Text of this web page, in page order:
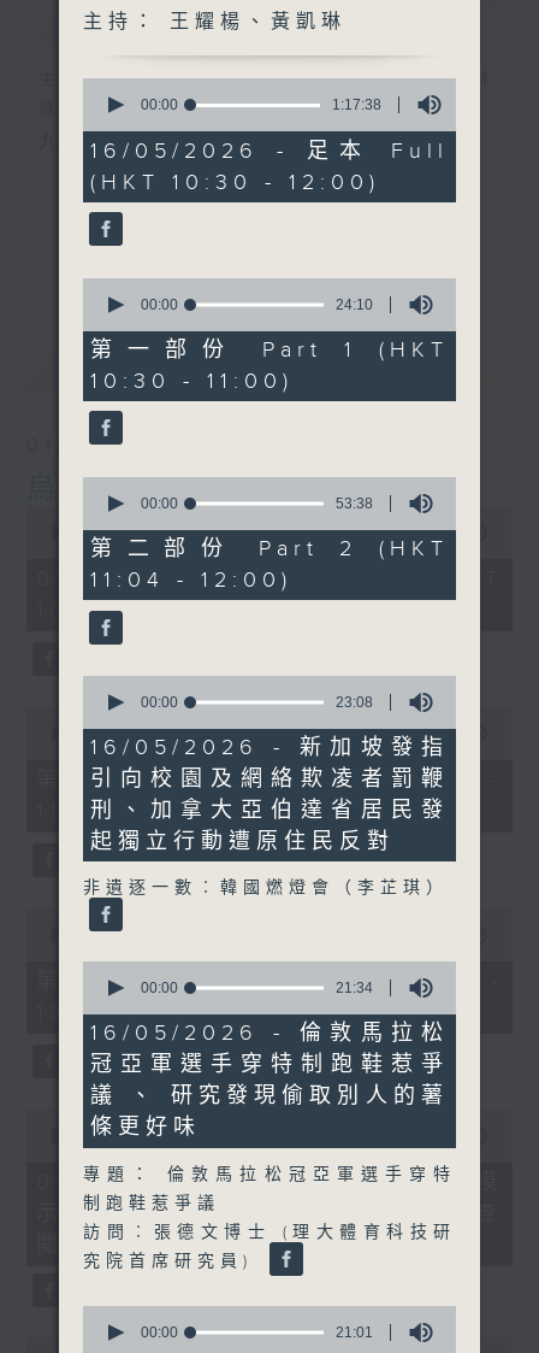
簡介 GIST
主持人：陸宇光、邱焱、王耀楊、張璟瑩、林
詠雯、黃凱琳
九十分鐘走遍世界，每週陪你漫遊《十萬八千里》。
最新 LATEST
01/08/2026
烏克蘭招兵遇大規模示威抗議
seconds
hour,
minutes,
00:00 1:15:17
01/08/2026 - 足本 Full (HKT
10:30 - 12:00)
seconds
minutes,
seconds
00:00 23:20
第一部份 Part 1 (HKT 10:30 -
11:00)
seconds
minutes,
seconds
00:00
第二部份 Part 2 (HKT 11:04 -
12:00)
seconds
minutes,
seconds
00:00
01/08/2026 - 烏克蘭招兵遇大規模
示威抗議、愛爾蘭通過法規供民眾查
閱家暴者資料
主持： 王耀楊、黃凱琳
seconds
1
hour,
17
minutes,
38
seconds
00:00 1:17:38
16/05/2026 - 足本 Full
(HKT 10:30 - 12:00)
seconds
24
minutes,
10
seconds
00:00 24:10
第一部份 Part 1 (HKT
10:30 - 11:00)
seconds
53
minutes,
38
seconds
00:00 53:38
第二部份 Part 2 (HKT
11:04 - 12:00)
seconds
23
minutes,
8
seconds
00:00 23:08
16/05/2026 - 新加坡發指
引向校園及網絡欺凌者罰鞭
刑、加拿大亞伯達省居民發
起獨立行動遭原住民反對
非遺逐一數︰韓國燃燈會（李芷琪）
seconds
21
minutes,
34
seconds
00:00 21:34
16/05/2026 - 倫敦馬拉松
冠亞軍選手穿特制跑鞋惹爭
議 、 研究發現偷取別人的薯
條更好味
專題： 倫敦馬拉松冠亞軍選手穿特
制跑鞋惹爭議
訪問︰張德文博士 (理大體育科技研
究院首席研究員)
seconds
00:00 21:01